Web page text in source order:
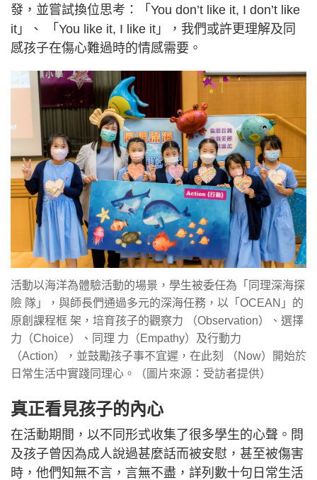
發，並嘗試換位思考：「You don’t like it, I don’t like
it」、 「You like it, I like it」，我們或許更理解及同
感孩子在傷心難過時的情感需要。
活動以海洋為體驗活動的場景，學生被委任為「同理深海探
險 隊」，與師長們通過多元的深海任務，以「OCEAN」的
原創課程框 架，培育孩子的觀察力 （Observation）、選擇
力（Choice）、同理 力（Empathy）及行動力
（Action），並鼓勵孩子事不宜遲，在此刻 （Now）開始於
日常生活中實踐同理心。（圖片來源：受訪者提供）
真正看見孩子的內心
在活動期間，以不同形式收集了很多學生的心聲。問
及孩子曾因為成人說過甚麼話而被安慰，甚至被傷害
時，他們知無不言，言無不盡，詳列數十句日常生活